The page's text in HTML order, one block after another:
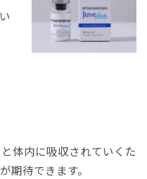
体内に吸収されていくた
期待できます。